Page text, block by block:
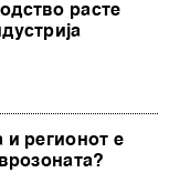
расте
и регионот е